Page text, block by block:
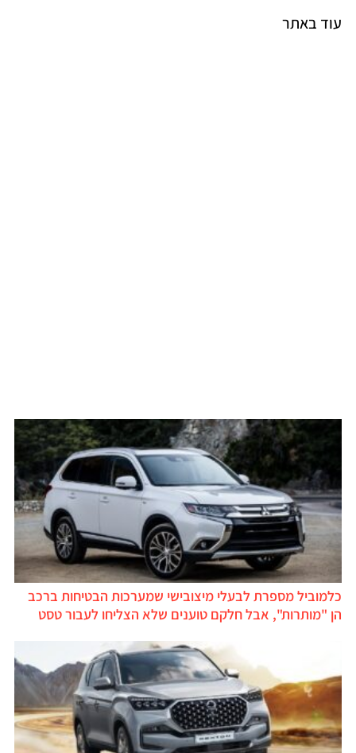
עוד באתר
כלמוביל מספרת לבעלי מיצובישי שמערכות הבטיחות ברכב
הן "מותרות", אבל חלקם טוענים שלא הצליחו לעבור טסט